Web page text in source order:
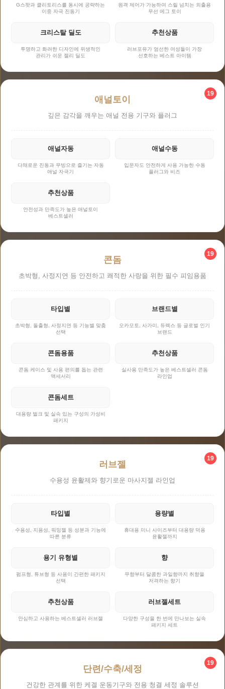
G스팟과 클리토리스를 동시에 공략하는
이중 자극 진동기
원격 제어가 가능하여 스릴 넘치는 외출용
무선 에그 토이
크리스탈 딜도
투명하고 화려한 디자인에 위생적인
관리가 쉬운 젤리 딜도
추천상품
러브포유가 엄선한 여성들이 가장
선호하는 베스트 아이템
19
애널토이
깊은 감각을 깨우는 애널 전용 기구와 플러그
애널자동
다채로운 진동과 무빙으로 즐기는 자동
애널 자극기
애널수동
입문자도 안전하게 사용 가능한 수동
플러그와 비즈
추천상품
안전성과 만족도가 높은 애널토이
베스트셀러
19
콘돔
초박형, 사정지연 등 안전하고 쾌적한 사랑을 위한 필수 피임용품
타입별
초박형, 돌출형, 사정지연 등 기능별 맞춤
선택
브랜드별
오카모토, 사가미, 듀렉스 등 글로벌 인기
브랜드
콘돔용품
콘돔 케이스 및 사용 편의를 돕는 관련
액세서리
추천상품
실사용 만족도가 높은 베스트셀러 콘돔
라인업
콘돔세트
대용량 벌크 및 실속 있는 구성의 가성비
패키지
19
러브젤
수용성 윤활제와 향기로운 마사지젤 라인업
타입별
수용성, 지용성, 워밍젤 등 성분과 기능에
따른 분류
용량별
휴대용 미니 사이즈부터 대용량 덕용
윤활젤까지
용기 유형별
펌프형, 튜브형 등 사용이 간편한 패키지
선택
향
무향부터 달콤한 과일향까지 취향을
저격하는 향기
추천상품
안심하고 사용하는 베스트셀러 러브젤
러브젤세트
다양한 구성을 한 번에 만나보는 실속
패키지 세트
19
단련/수축/세정
건강한 관계를 위한 케겔 운동기구와 전용 청결 세정 솔루션